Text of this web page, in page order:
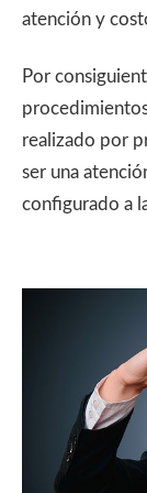
atención y
Por
realizado por
ser una
configurado a